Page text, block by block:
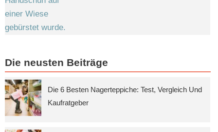
Die neusten Beiträge
Die 6 Besten Nagerteppiche: Test, Vergleich Und
Kaufratgeber